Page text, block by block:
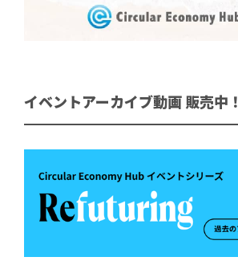
イベントアーカイブ動画 販売中！